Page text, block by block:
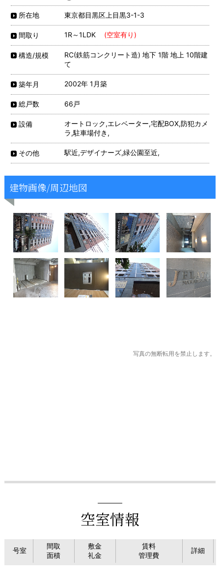
所在地 東京都目黒区上目黒3-1-3
間取り 1R～1LDK (空室有り)
構造/規模
RC(鉄筋コンクリート造) 地下 1階 地上 10階建
て
築年月 2002年 1月築
総戸数 66戸
設備
オートロック,エレベーター,宅配BOX,防犯カメ
ラ,駐車場付き,
その他 駅近,デザイナーズ,緑公園至近,
建物画像/周辺地図
写真の無断転用を禁止します。
空室情報
号室
間取
面積
敷金
礼金
賃料
管理費
詳細